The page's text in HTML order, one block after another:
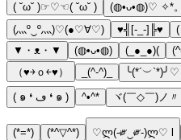
( ˘ω˘ )☞♡☜( ˘ω˘ )
(◍•ᴗ•◍)♡ ✧*。
(灬º‿º灬)♡(●♡∀♡)
♥╣[-_-]╠♥
▼・ᴥ・▼
(◍•ᴗ•◍) (_●_●)(
（♥￫ｏ￩♥）
_(^-^)_ ╰(*´︶`*)╯♡
( ๑ ❛ ڡ ❛ ๑ ) ^•^* ヾ(￣◇￣)ノ〃
(*=*) (*^▽^*) ♡ლ(-༗‿༗-)ლ♡ l